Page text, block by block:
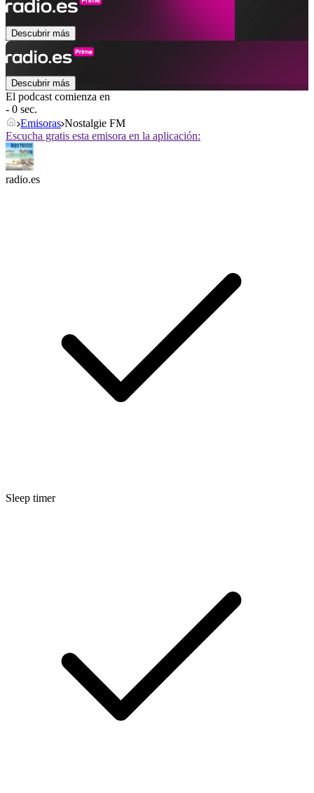
Descubrir más
Descubrir más
El podcast comienza en
- 0 sec.
Emisoras Nostalgie FM
Escucha gratis esta emisora en la aplicación:
radio.es
Sleep timer